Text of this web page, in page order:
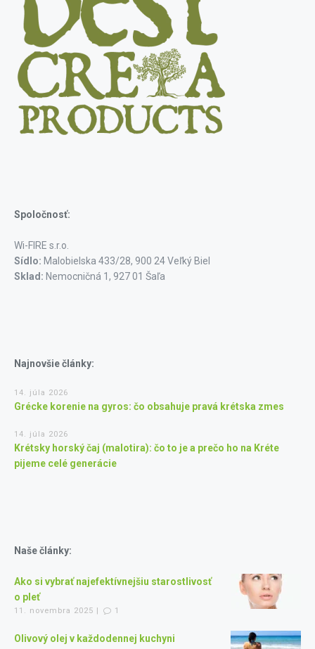
Spoločnosť:
Wi-FIRE s.r.o.
Sídlo: Malobielska 433/28, 900 24 Veľký Biel
Sklad: Nemocničná 1, 927 01 Šaľa
Najnovšie články:
14. júla 2026
Grécke korenie na gyros: čo obsahuje pravá krétska zmes
14. júla 2026
Krétsky horský čaj (malotira): čo to je a prečo ho na Kréte
pijeme celé generácie
Naše články:
Ako si vybrať najefektívnejšiu starostlivosť
o pleť
11. novembra 2025 | 1
Olivový olej v každodennej kuchyni